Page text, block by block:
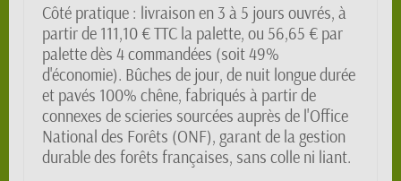
Côté pratique : livraison en 3 à 5 jours ouvrés, à
partir de 111,10 € TTC la palette, ou 56,65 € par
palette dès 4 commandées (soit 49%
d'économie). Bûches de jour, de nuit longue durée
et pavés 100% chêne, fabriqués à partir de
connexes de scieries sourcées auprès de l'Office
National des Forêts (ONF), garant de la gestion
durable des forêts françaises, sans colle ni liant.